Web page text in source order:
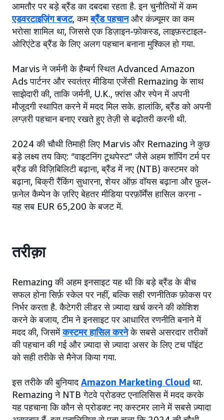
आमतौर पर बड़े ब्रैंड का दबदबा रहता है. इन चुनौतियों में कम
एडवरटाइज़िंग बजट, कमब्रैंड पहचानऔर कंज़्यूमर का कम
भरोसा शामिल था, जिससे एक डिज़ाइन-फ़ोकस्ड, लाइफ़स्टाइल-
ओरिएंटेड ब्रैंड के लिए अलग पहचान बनाना मुश्किल हो गया.
Marvis ने जर्मनी के हैम्बर्ग स्थित Advanced Amazon
Ads पार्टनर और स्वतंत्र मीडिया एजेंसी Remazing के साथ
साझेदारी की, ताकि जर्मनी, U.K., फ़्रांस और स्पेन में अपनी
मौजूदगी स्थापित करने में मदद मिल सके. हालांकि, ब्रैंड को अपनी
लग्ज़री पहचान बनाए रखते हुए तेज़ी से बढ़ोतरी करनी थी.
2024 की चौथी तिमाही लिए Marvis और Remazing ने कुछ
बड़े लक्ष्य तय किए: “वाइटनिंग टूथपेस्ट” जैसे अहम शॉपिंग टर्म पर
ब्रैंड की विज़िबिलिटी बढ़ाना, ब्रैंड में नए (NTB) कस्टमर को
बढ़ाना, बिक्री रैंकिंग सुधारना, शेयर ऑफ़ वॉयस बढ़ाना और फ़ुल-
फ़नेल कैम्पेन के ज़रिए बेहतर मीडिया परफ़ॉर्मेंस हासिल करना -
यह सब EUR 65,200 के बजट में.
तरीक़ा
Remazing की अहम इनसाइट यह थी कि बड़े ब्रैंड के बीच
सफल होना सिर्फ़ स्केल पर नहीं, बल्कि सही रणनीतिक फ़ोकस पर
निर्भर करता है. कैटेगरी लीडर से ज़्यादा खर्च करने की कोशिश
करने के बजाय, टीम ने इनसाइट पर आधारित रणनीति बनाने में
मदद की, जिसमेंकस्टमर हासिल करनेके सबसे असरदार तरीकों
की पहचान की गई और ज़्यादा से ज़्यादा असर के लिए टच पॉइंट
को सही तरीके से मैनेज किया गया.
इस तरीके की बुनियादAmazon Marketing Cloud था.
Remazing ने NTB गेटवे प्रोडक्ट एनालिसिस में मदद करके
यह पहचाना कि कौन से प्रोडक्ट नए कस्टमर लाने में सबसे ज़्यादा